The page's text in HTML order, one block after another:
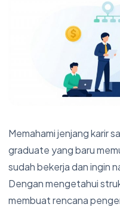
Memahami jenjang karir
graduate yang baru
sudah bekerja dan ingin
Dengan mengetahui
membuat rencana